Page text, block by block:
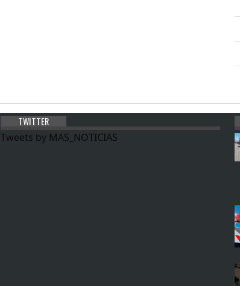
TWITTER
Tweets by MAS_NOTICIAS